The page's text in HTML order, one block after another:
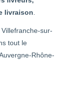
livraison
sur-
tout le
Rhône-